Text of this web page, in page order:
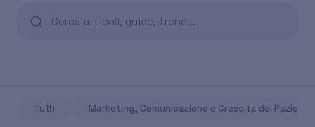
Tutti Marketing, Comunicazione e Crescita dei Pazienti